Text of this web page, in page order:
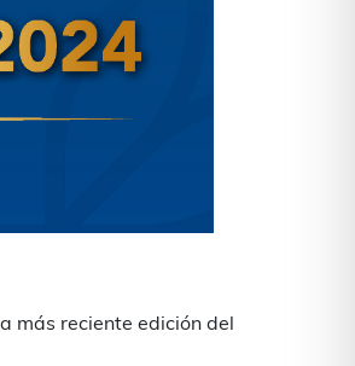
más reciente edición del